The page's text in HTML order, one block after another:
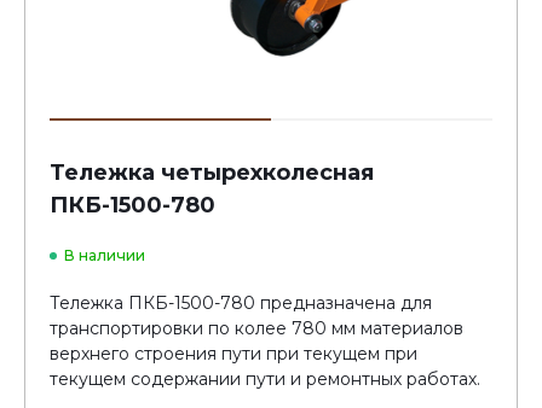
Тележка четырехколесная
ПКБ-1500-780
В наличии
Тележка ПКБ-1500-780 предназначена для
транспортировки по колее 780 мм материалов
верхнего строения пути при текущем при
текущем содержании пути и ремонтных работах.